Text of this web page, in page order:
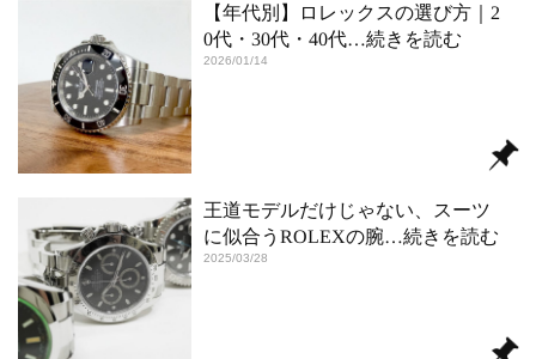
【年代別】ロレックスの選び方｜2
0代・30代・40代…続きを読む
2026/01/14
王道モデルだけじゃない、スーツ
に似合うROLEXの腕…続きを読む
2025/03/28